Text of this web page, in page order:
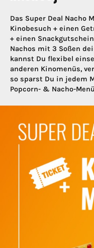
Das Super Deal Nacho
Kinobesuch + einen
+ einen
Nachos mit 3 Soßen
kannst Du flexibel
anderen Kinomenüs,
so sparst Du in jedem
Popcorn- & Nacho-